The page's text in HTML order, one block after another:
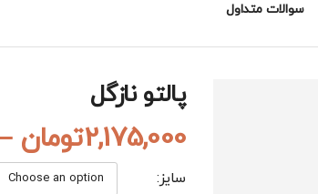
سوالات متداول
پالتو نازگل
تومان2,175,000
سایز